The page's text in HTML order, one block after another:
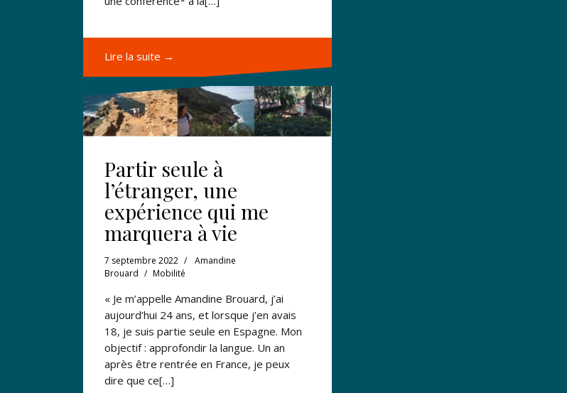
Lire la suite →
Partir seule à
l’étranger, une
expérience qui me
marquera à vie
7 septembre 2022
Amandine
Brouard
Mobilité
« Je m’appelle Amandine Brouard, j’ai
aujourd’hui 24 ans, et lorsque j’en avais
18, je suis partie seule en Espagne. Mon
objectif : approfondir la langue. Un an
après être rentrée en France, je peux
dire que ce[…]